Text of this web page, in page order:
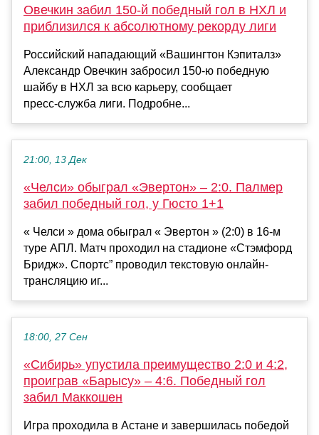
Овечкин забил 150‑й победный гол в НХЛ и
приблизился к абсолютному рекорду лиги
Российский нападающий «Вашингтон Кэпиталз»
Александр Овечкин забросил 150‑ю победную
шайбу в НХЛ за всю карьеру, сообщает
пресс‑служба лиги. Подробне...
21:00, 13 Дек
«Челси» обыграл «Эвертон» – 2:0. Палмер
забил победный гол, у Гюсто 1+1
« Челси » дома обыграл « Эвертон » (2:0) в 16-м
туре АПЛ. Матч проходил на стадионе «Стэмфорд
Бридж». Спортс” проводил текстовую онлайн-
трансляцию иг...
18:00, 27 Сен
«Сибирь» упустила преимущество 2:0 и 4:2,
проиграв «Барысу» – 4:6. Победный гол
забил Маккошен
Игра проходила в Астане и завершилась победой